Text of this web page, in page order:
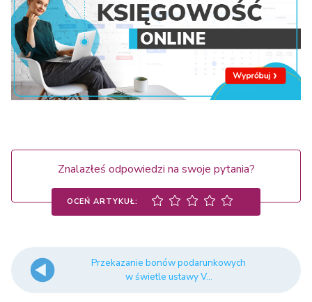
Znalazłeś odpowiedzi na swoje pytania?
OCEŃ ARTYKUŁ:
Przekazanie bonów podarunkowych
w świetle ustawy V...